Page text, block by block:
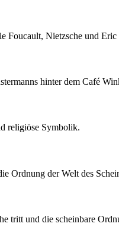
Foucault, Nietzsche und Eric
hinter dem Café
religiöse Symbolik.
Ordnung der Welt des
tritt und die scheinbare